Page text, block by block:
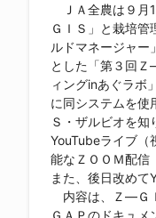
ＪＡ全農は９月
ＧＩＳ」と栽培管
ルドマネージャー
とした「第３回
ィングinあぐラ
に同システムを使
Ｓ・ザルビオを
YouTubeライブ（
能なＺＯＯＭ配信
また、後日改めて
内容は、Ｚ―Ｇ
ＧＡＰのドキュメ